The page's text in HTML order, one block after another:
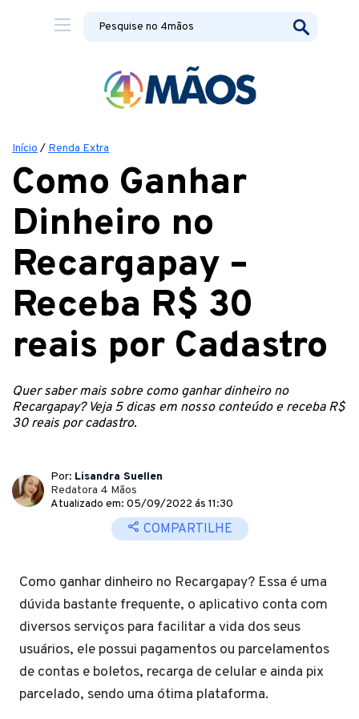
Início / Renda Extra
Como Ganhar
Dinheiro no
Recargapay –
Receba R$ 30
reais por Cadastro
Quer saber mais sobre como ganhar dinheiro no
Recargapay? Veja 5 dicas em nosso conteúdo e receba R$
30 reais por cadastro.
Por: Lisandra Suellen
Redatora 4 Mãos
Atualizado em: 05/09/2022 ás 11:30
COMPARTILHE
Como ganhar dinheiro no Recargapay? Essa é uma
dúvida bastante frequente, o aplicativo conta com
diversos serviços para facilitar a vida dos seus
usuários, ele possui pagamentos ou parcelamentos
de contas e boletos, recarga de celular e ainda pix
parcelado, sendo uma ótima plataforma.